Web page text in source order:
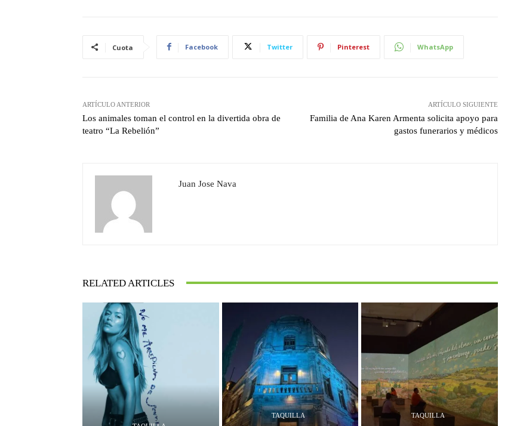
Cuota Facebook Twitter Pinterest WhatsApp
ARTÍCULO ANTERIOR
Los animales toman el control en la divertida obra de
teatro “La Rebelión”
ARTÍCULO SIGUIENTE
Familia de Ana Karen Armenta solicita apoyo para
gastos funerarios y médicos
Juan Jose Nava
RELATED ARTICLES
TAQUILLA TAQUILLA